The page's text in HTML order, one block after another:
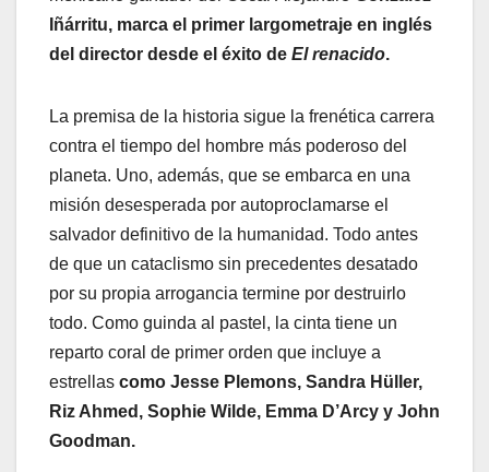
Iñárritu, marca el primer largometraje en inglés
del director desde el éxito de El renacido.
La premisa de la historia sigue la frenética carrera
contra el tiempo del hombre más poderoso del
planeta. Uno, además, que se embarca en una
misión desesperada por autoproclamarse el
salvador definitivo de la humanidad. Todo antes
de que un cataclismo sin precedentes desatado
por su propia arrogancia termine por destruirlo
todo. Como guinda al pastel, la cinta tiene un
reparto coral de primer orden que incluye a
estrellas como Jesse Plemons, Sandra Hüller,
Riz Ahmed, Sophie Wilde, Emma D’Arcy y John
Goodman.